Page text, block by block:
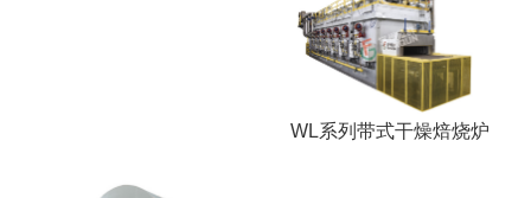
WL系列带式干燥焙烧炉